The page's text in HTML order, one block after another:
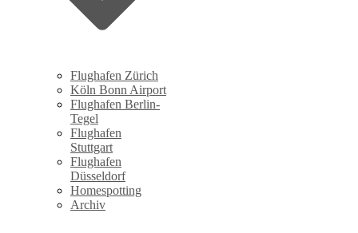
Flughafen Zürich
Köln Bonn Airport
Flughafen Berlin-
Tegel
Flughafen
Stuttgart
Flughafen
Düsseldorf
Homespotting
Archiv